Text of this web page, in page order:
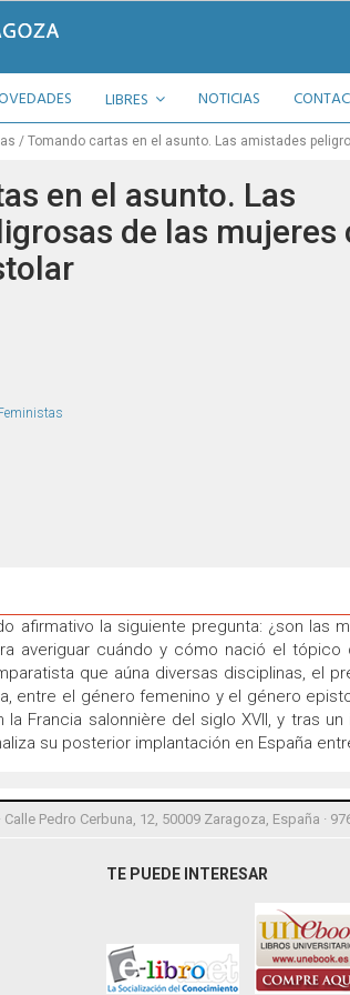
LIBRES NOTICIAS
Tomando cartas en el asunto. Las amistades
en el asunto. Las
de las mujeres
afirmativo la siguiente pregunta: ¿son las
averiguar cuándo y cómo nació el
que aúna diversas disciplinas, el
entre el género femenino y el género
Francia salonnière del siglo XVII, y tras
su posterior implantación en España
Pedro Cerbuna, 12, 50009 Zaragoza, España ·
TE PUEDE INTERESAR